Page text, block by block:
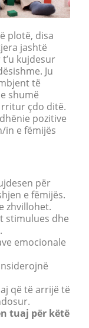
plotë, disa
jashtë
kujdesur
Ju
të
shumë
rritur çdo ditë.
pozitive
in e fëmijës
për
e fëmijës.
zhvillohet.
stimulues dhe
emocionale
që të arrijë të
tuaj për këtë